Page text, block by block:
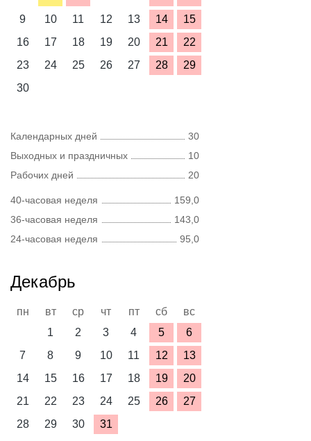
9
10 11 12 13 14
15
16
17 18 19 20 21
22
23
24 25 26 27 28
29
30
Календарных дней
30
Выходных и праздничных
10
Рабочих дней
20
40-часовая неделя
159,0
36-часовая неделя
143,0
24-часовая неделя
95,0
Декабрь
пн вт ср чт пт сб
вс
1
2 3 4 5
6
7
8 9 10 11 12
13
14
15 16 17 18 19
20
21
22 23 24 25 26
27
28
29 30 31